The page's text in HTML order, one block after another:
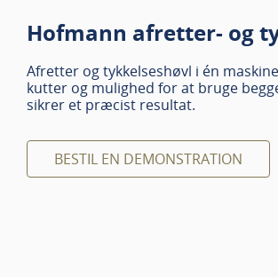
Hofmann afretter- og
Afretter og tykkelseshøvl i én
kutter og mulighed for at bruge
sikrer et præcist resultat.
BESTIL EN DEMONSTRATION